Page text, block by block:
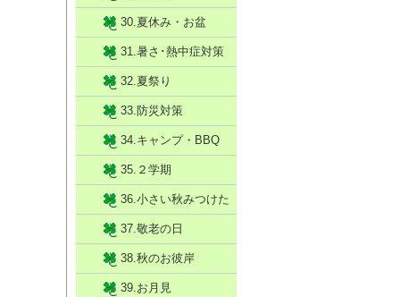
30.夏休み・お盆
31.暑さ･熱中症対策
32.夏祭り
33.防災対策
34.キャンプ・BBQ
35.２学期
36.小さい秋みつけた
37.敬老の日
38.秋のお彼岸
39.お月見